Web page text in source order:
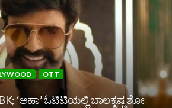
OTT
‘ಆಹಾ’ ಓಟಿಟಿಯಲ್ಲಿ ಬಾಲಕೃಷ್ಣ ಶೋ